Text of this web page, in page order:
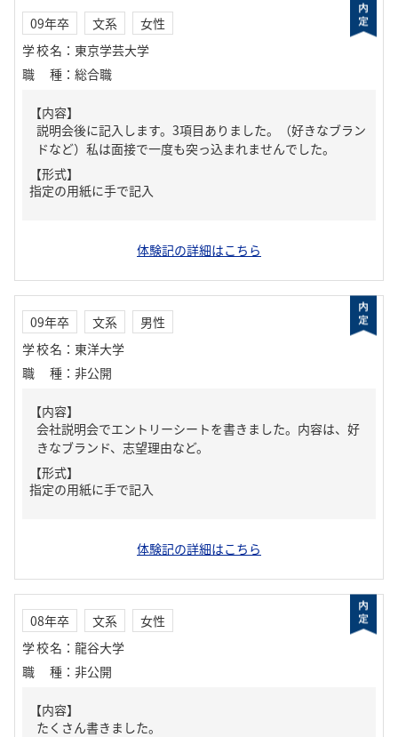
09年卒 文系
女性
学校名 ： 東京学芸大学
職種 ： 総合職
【内容】
説明会後に記入します。3項目ありました。（好きなブラン
ドなど）私は面接で一度も突っ込まれませんでした。
【形式】
指定の用紙に手で記入
体験記の詳細はこちら
09年卒 文系
男性
学校名 ： 東洋大学
職種 ： 非公開
【内容】
会社説明会でエントリーシートを書きました。内容は、好
きなブランド、志望理由など。
【形式】
指定の用紙に手で記入
体験記の詳細はこちら
08年卒 文系
女性
学校名 ： 龍谷大学
職種 ： 非公開
【内容】
たくさん書きました。